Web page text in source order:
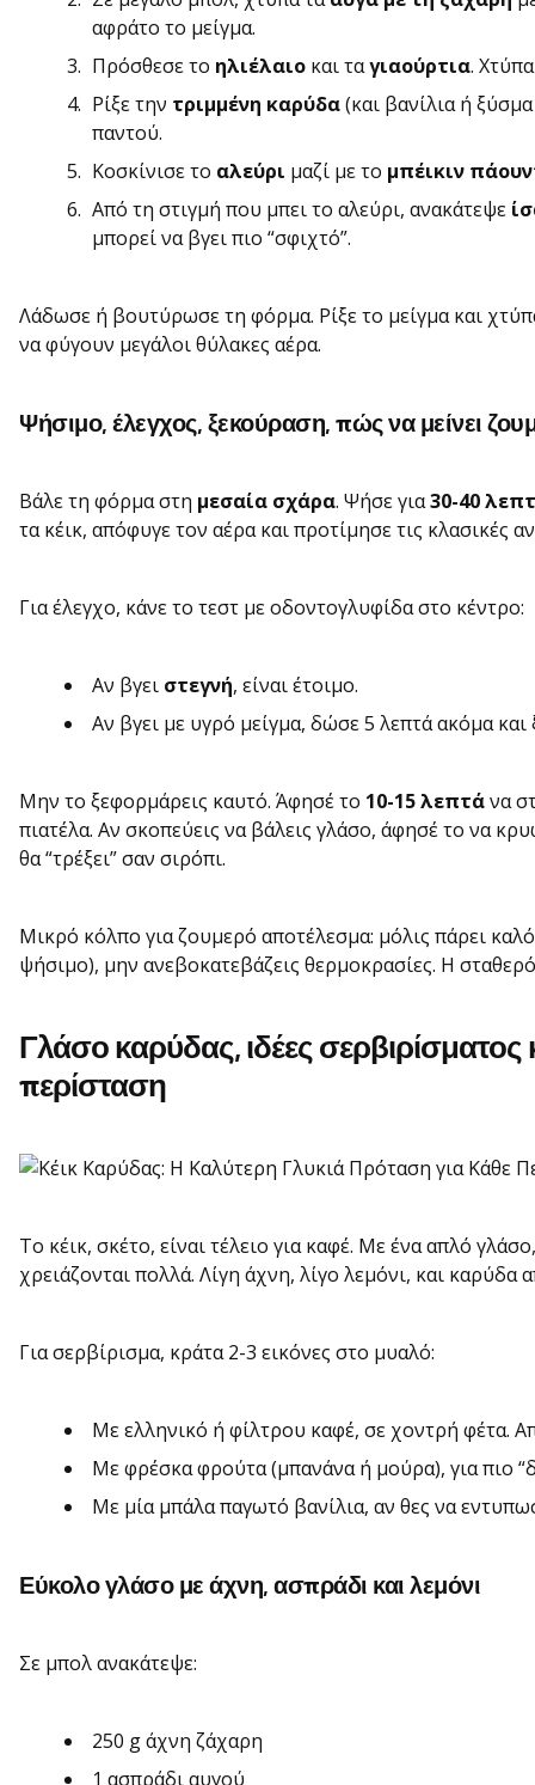
αφράτο το μείγμα.
Πρόσθεσε το ηλιέλαιο και ταγιαούρτια.
Ρίξε την τριμμένη καρύδα(και βανίλια ή
παντού.
Κοσκίνισε το αλεύρι μαζί με το μπέικιν
Από τη στιγμή που μπει το αλεύρι, ανακάτεψε
μπορεί να βγει πιο “σφιχτό”.
Λάδωσε ή βουτύρωσε τη φόρμα. Ρίξε το μείγμα και
να φύγουν μεγάλοι θύλακες αέρα.
Ψήσιμο, έλεγχος, ξεκούραση, πώς να μείνει
Βάλε τη φόρμα στη μεσαία σχάρα. Ψήσε για30-40
τα κέικ, απόφυγε τον αέρα και προτίμησε τις κλασικές
Για έλεγχο, κάνε το τεστ με οδοντογλυφίδα στο κέντρο:
Αν βγει στεγνή, είναι έτοιμο.
Αν βγει με υγρό μείγμα, δώσε 5 λεπτά ακόμα και
Μην το ξεφορμάρεις καυτό. Άφησέ το 10-15 λεπτάνα
πιατέλα. Αν σκοπεύεις να βάλεις γλάσο, άφησέ το να
θα “τρέξει” σαν σιρόπι.
Μικρό κόλπο για ζουμερό αποτέλεσμα: μόλις πάρει
ψήσιμο), μην ανεβοκατεβάζεις θερμοκρασίες. Η
Γλάσο καρύδας, ιδέες
περίσταση
Το κέικ, σκέτο, είναι τέλειο για καφέ. Με ένα απλό
χρειάζονται πολλά. Λίγη άχνη, λίγο λεμόνι, και καρύδα
Για σερβίρισμα, κράτα 2-3 εικόνες στο μυαλό:
Με ελληνικό ή φίλτρου καφέ, σε χοντρή φέτα.
Με φρέσκα φρούτα (μπανάνα ή μούρα), για πιο
Με μία μπάλα παγωτό βανίλια, αν θες να
Εύκολο γλάσο με άχνη, ασπράδι και λεμόνι
Σε μπολ ανακάτεψε:
250 g άχνη ζάχαρη
1 ασπράδι αυγού